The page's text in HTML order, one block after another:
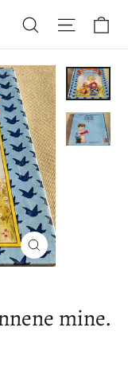
Søk Side-
Lukke
(esc)
mine.